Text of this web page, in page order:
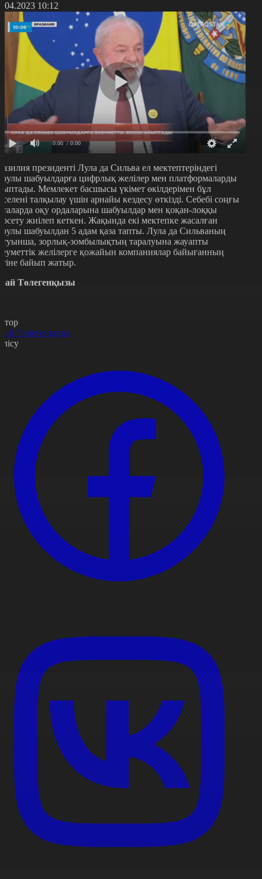
10:12
0:00 / 0:00
президенті Лула да Сильва ел мектептеріндегі
шабуылдарға цифрлық желілер мен платформаларды
Мемлекет басшысы үкімет өкілдерімен бұл
талқылау үшін арнайы кездесу өткізді. Себебі соңғы
оқу ордаларына шабуылдар мен қоқан-лоққы
жиілеп кеткен. Жақында екі мектепке жасалған
шабуылдан 5 адам қаза тапты. Лула да Сильваның
зорлық-зомбылықтың таралуына жауапты
желілерге қожайын компаниялар байығанның
байып жатыр.
Төлегенқызы
Төлегенқызы